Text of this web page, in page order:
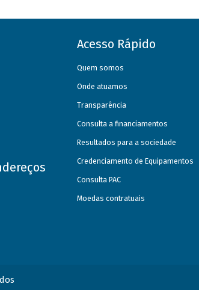
Acesso Rápido
Quem somos
Onde atuamos
Transparência
Consulta a financiamentos
Resultados para a sociedade
Credenciamento de Equipamentos
Consulta PAC
Moedas contratuais